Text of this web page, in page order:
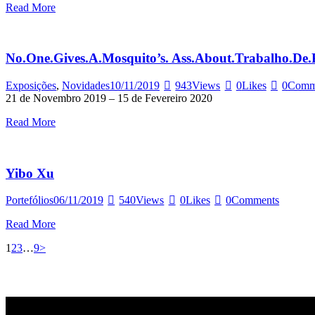
Read More
No.One.Gives.A.Mosquito’s.
Exposições, Novidades10/11/2019 943Views 0Likes 0
21 de Novembro 2019 – 15 de Fevereiro 2020
Read More
Yibo Xu
Portefólios06/11/2019 540Views 0Likes 0Comments
Read More
Paginação
Page
1 Page
2Page
3…Page
9>